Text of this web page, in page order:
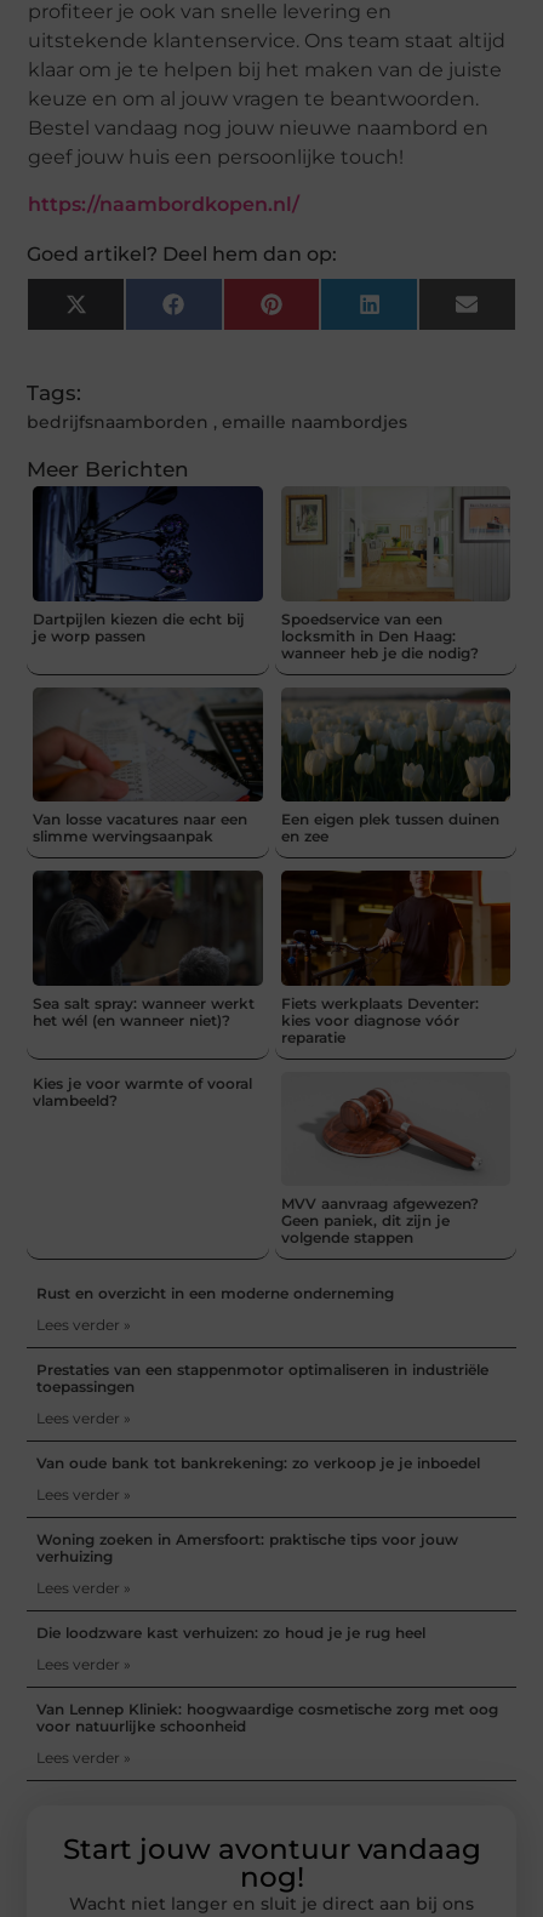
profiteer je ook van snelle levering en
uitstekende klantenservice. Ons team staat altijd
klaar om je te helpen bij het maken van de juiste
keuze en om al jouw vragen te beantwoorden.
Bestel vandaag nog jouw nieuwe naambord en
geef jouw huis een persoonlijke touch!
https://naambordkopen.nl/
Goed artikel? Deel hem dan op:
X
(Twitter)
FacebookPinterestLinkedInEmail
Tags:
bedrijfsnaamborden , emaille naambordjes
Meer Berichten
Dartpijlen kiezen die echt bij
je worp passen
Spoedservice van een
locksmith in Den Haag:
wanneer heb je die nodig?
Van losse vacatures naar een
slimme wervingsaanpak
Een eigen plek tussen duinen
en zee
Sea salt spray: wanneer werkt
het wél (en wanneer niet)?
Fiets werkplaats Deventer:
kies voor diagnose vóór
reparatie
Kies je voor warmte of vooral
vlambeeld?
MVV aanvraag afgewezen?
Geen paniek, dit zijn je
volgende stappen
Rust en overzicht in een moderne onderneming
Lees verder »
Prestaties van een stappenmotor optimaliseren in industriële
toepassingen
Lees verder »
Van oude bank tot bankrekening: zo verkoop je je inboedel
Lees verder »
Woning zoeken in Amersfoort: praktische tips voor jouw
verhuizing
Lees verder »
Die loodzware kast verhuizen: zo houd je je rug heel
Lees verder »
Van Lennep Kliniek: hoogwaardige cosmetische zorg met oog
voor natuurlijke schoonheid
Lees verder »
Start jouw avontuur vandaag
nog!
Wacht niet langer en sluit je direct aan bij ons